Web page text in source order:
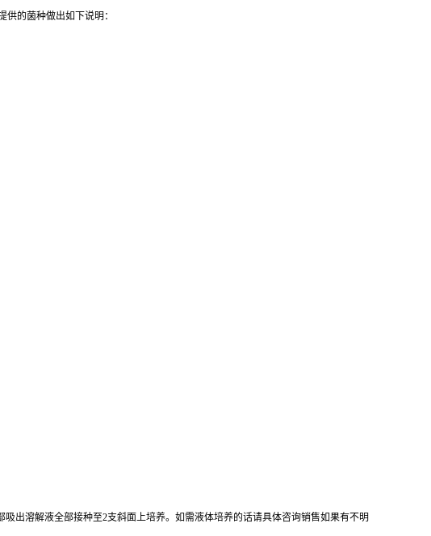
的菌种做出如下说明：
出溶解液全部接种至2支斜面上培养。如需液体培养的话请具体咨询销售如果有不明